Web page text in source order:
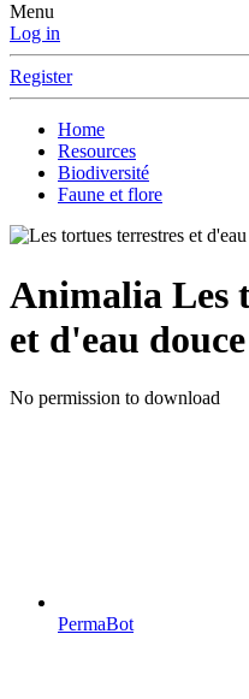
Menu
Log in
Register
Home
Resources
Biodiversité
Faune et flore
Animalia Les
et d'eau
No permission to download
PermaBot